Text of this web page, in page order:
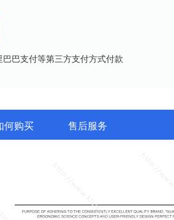
巴支付等第三方支付方式付款
何购买 售后服务